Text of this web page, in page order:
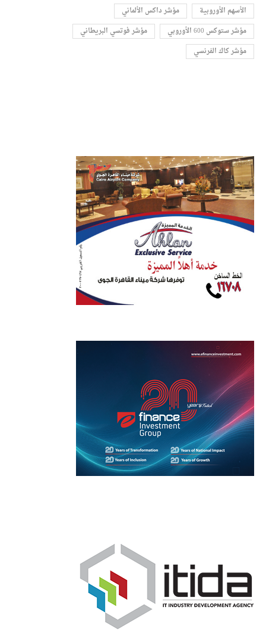
الأسهم الأوروبية
مؤشر داكس الألماني
مؤشر ستوكس 600 الأوروبي
مؤشر فوتسي البريطاني
مؤشر كاك الفرنسي